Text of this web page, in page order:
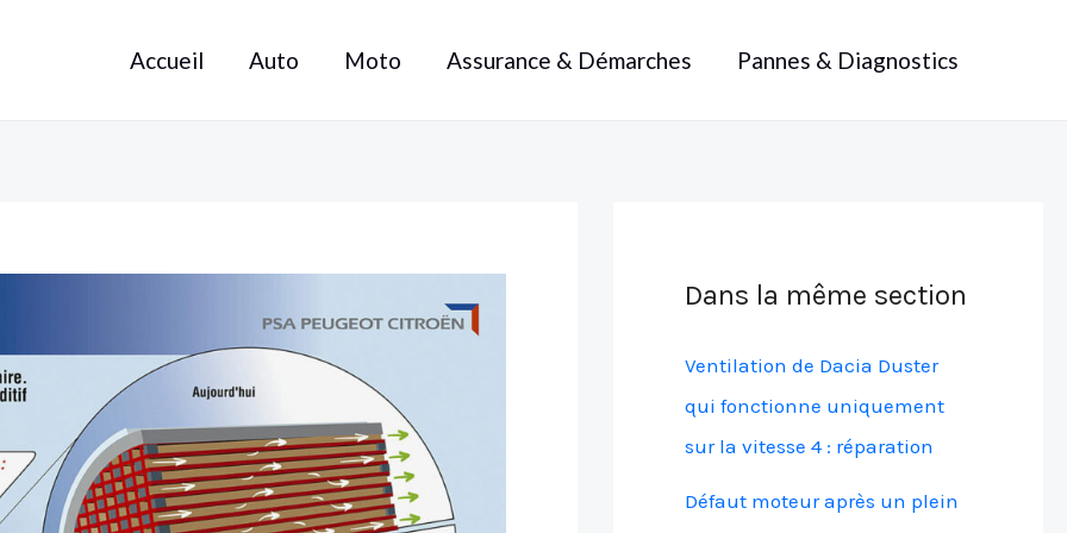
Accueil Auto Moto Assurance & Démarches Pannes & Diagnostics
Dans la même section
Ventilation de Dacia Duster
qui fonctionne uniquement
sur la vitesse 4 : réparation
Défaut moteur après un plein